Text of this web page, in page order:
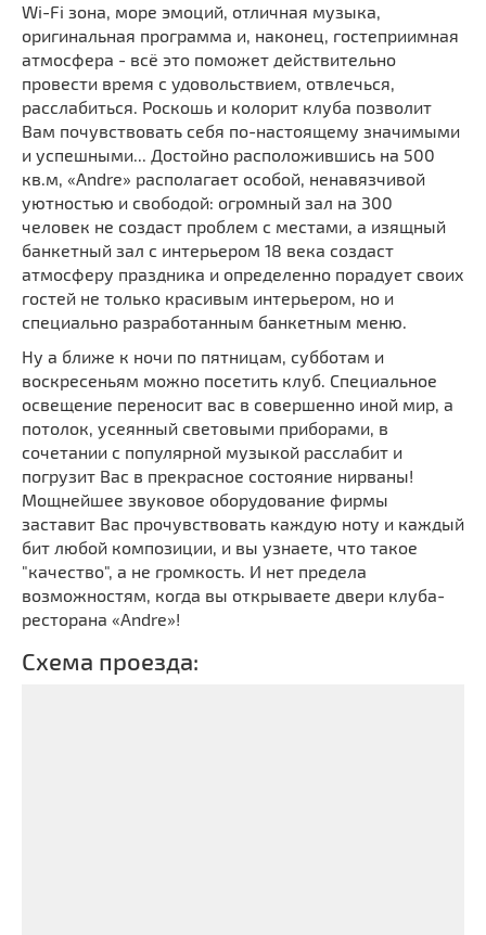
Wi-Fi зона, море эмоций, отличная музыка,
оригинальная программа и, наконец, гостеприимная
атмосфера - всё это поможет действительно
провести время с удовольствием, отвлечься,
расслабиться. Роскошь и колорит клуба позволит
Вам почувствовать себя по-настоящему значимыми
и успешными... Достойно расположившись на 500
кв.м, «Andre» располагает особой, ненавязчивой
уютностью и свободой: огромный зал на 300
человек не создаст проблем с местами, а изящный
банкетный зал с интерьером 18 века создаст
атмосферу праздника и определенно порадует своих
гостей не только красивым интерьером, но и
специально разработанным банкетным меню.
Ну а ближе к ночи по пятницам, субботам и
воскресеньям можно посетить клуб. Специальное
освещение переносит вас в совершенно иной мир, а
потолок, усеянный световыми приборами, в
сочетании с популярной музыкой расслабит и
погрузит Вас в прекрасное состояние нирваны!
Мощнейшее звуковое оборудование фирмы
заставит Вас прочувствовать каждую ноту и каждый
бит любой композиции, и вы узнаете, что такое
"качество", а не громкость. И нет предела
возможностям, когда вы открываете двери клуба-
ресторана «Andre»!
Схема проезда: